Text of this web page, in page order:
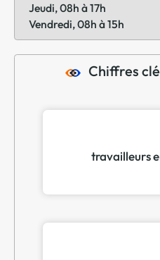
Jeudi, 08h à 17h
Vendredi, 08h à 15h
Chiffres
travailleurs